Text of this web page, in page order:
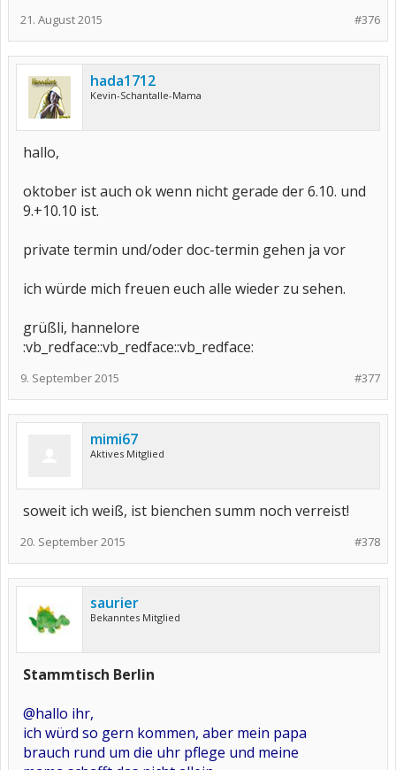
#376
21. August 2015
hada1712
Kevin-Schantalle-Mama
hallo,
oktober ist auch ok wenn nicht gerade der 6.10. und
9.+10.10 ist.
private termin und/oder doc-termin gehen ja vor
ich würde mich freuen euch alle wieder zu sehen.
grüßli, hannelore
:vb_redface::vb_redface::vb_redface:
#377
9. September 2015
mimi67
Aktives Mitglied
soweit ich weiß, ist bienchen summ noch verreist!
#378
20. September 2015
saurier
Bekanntes Mitglied
Stammtisch Berlin
@hallo ihr,
ich würd so gern kommen, aber mein papa
brauch rund um die uhr pflege und meine